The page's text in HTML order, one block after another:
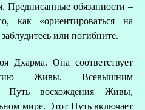
Предписанные обязанности –
как «ориентироваться на
или погибните.
Дхарма. Она соответствует
Живы. Всевышним
Путь восхождения Живы,
мире. Этот Путь включает